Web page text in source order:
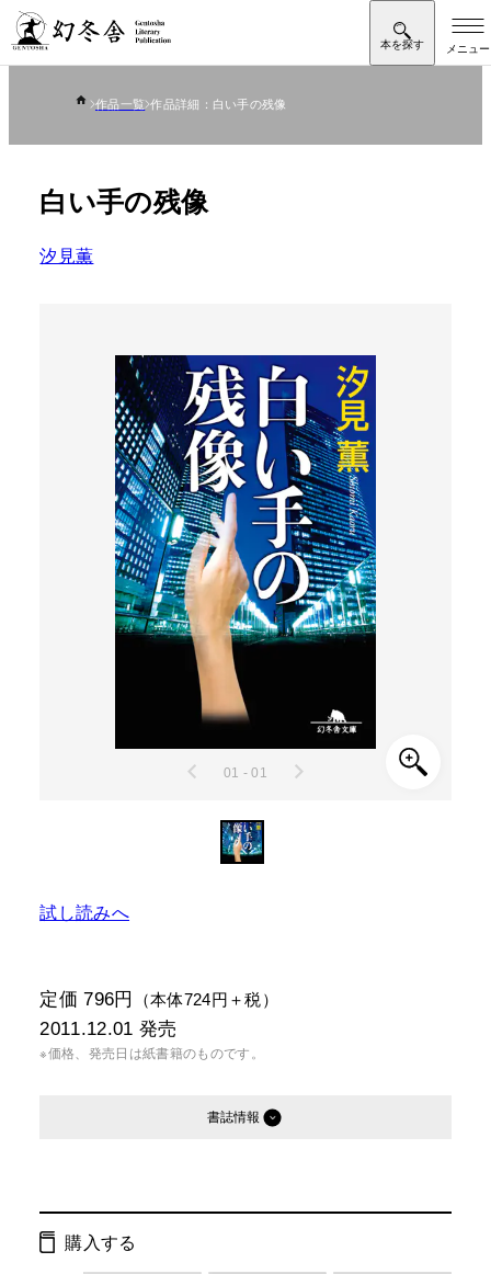
作品一覧 作品詳細：白い手の残像
白い手の残像
汐見薫
01 - 01
試し読みへ
定価 796円 （本体724円＋税）
2011.12.01 発売
※価格、発売日は紙書籍のものです。
書誌情報
ページ数：
購入する